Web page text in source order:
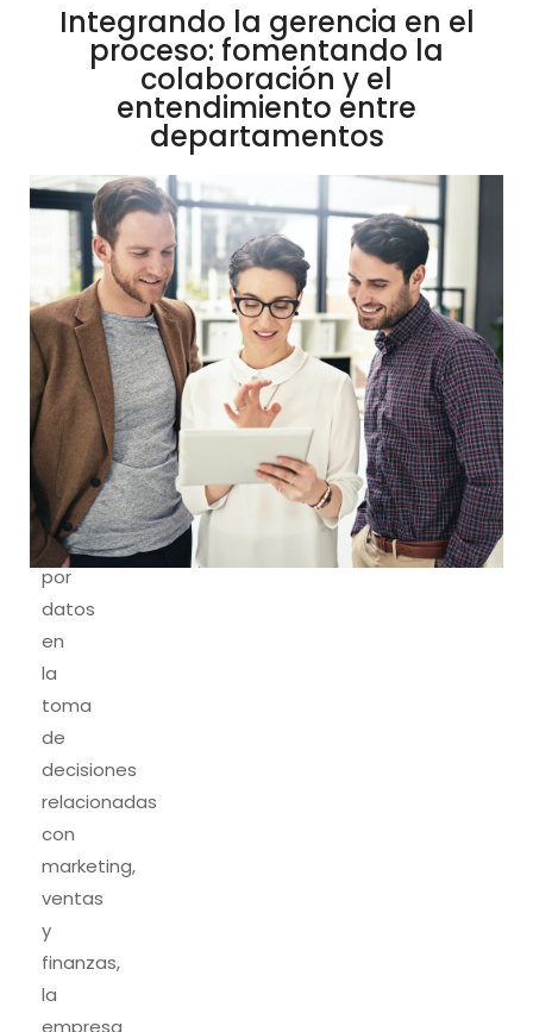
Integrando la gerencia en el
proceso: fomentando la
colaboración y el
entendimiento entre
departamentos
Cuando
gerencia
se
beneficia
de
un
enfoque
más
colaborativo
informado
por
datos
en
la
toma
de
decisiones
relacionadas
con
marketing,
ventas
y
finanzas,
la
empresa